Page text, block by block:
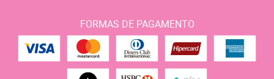
FORMAS DE PAGAMENTO